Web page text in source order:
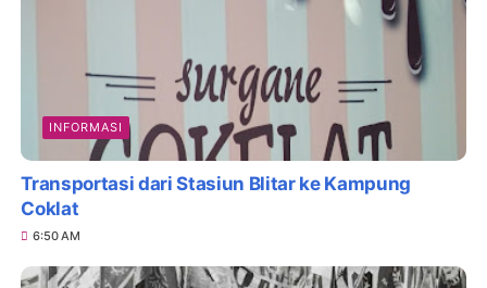
INFORMASI
Transportasi dari Stasiun Blitar ke Kampung
Coklat
6:50 AM